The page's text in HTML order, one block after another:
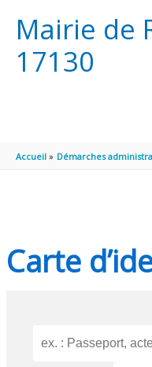
Mairie de
17130
Accueil Démarches
Carte